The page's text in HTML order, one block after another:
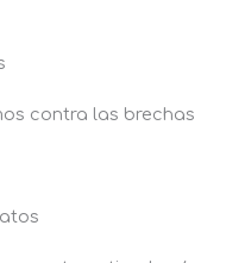
contra las brechas